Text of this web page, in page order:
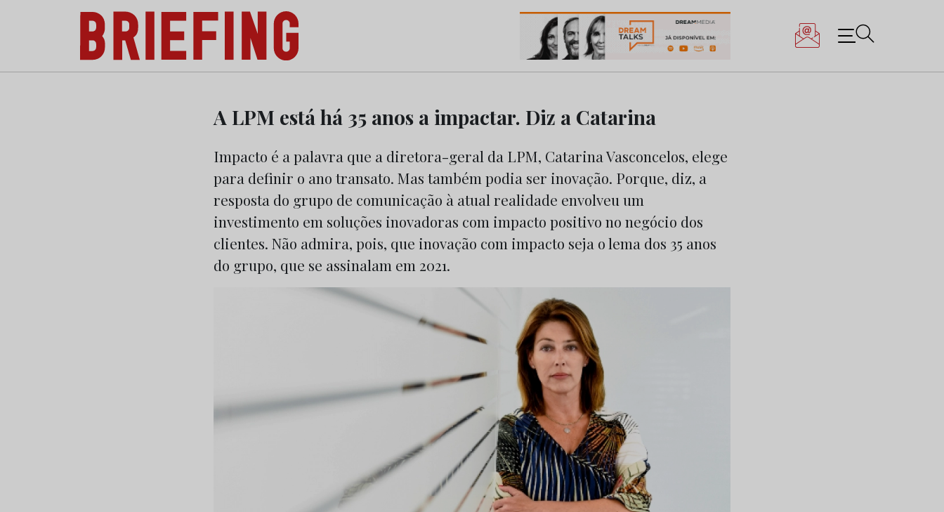
Briefing: Todas as notícias sobre os negócios do Marketing e da Publicidade
A LPM está há 35 anos a impactar. Diz a Catarina
Impacto é a palavra que a diretora-geral da LPM, Catarina Vasconcelos, elege
para definir o ano transato. Mas também podia ser inovação. Porque, diz, a
resposta do grupo de comunicação à atual realidade envolveu um
investimento em soluções inovadoras com impacto positivo no negócio dos
clientes. Não admira, pois, que inovação com impacto seja o lema dos 35 anos
do grupo, que se assinalam em 2021.